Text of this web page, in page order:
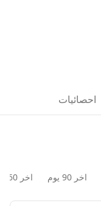
احصائيات
اخر 90 يوم اخر 60 يوم